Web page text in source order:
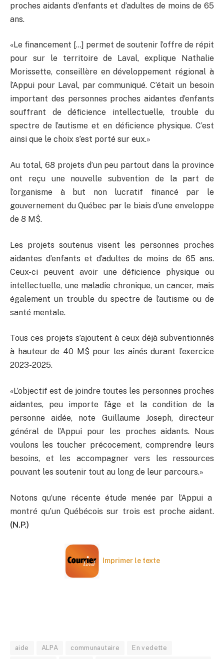
proches aidants d’enfants et d’adultes de moins de 65
ans.
«Le financement […] permet de soutenir l’offre de répit
pour sur le territoire de Laval, explique Nathalie
Morissette, conseillère en développement régional à
l’Appui pour Laval, par communiqué. C’était un besoin
important des personnes proches aidantes d’enfants
souffrant de déficience intellectuelle, trouble du
spectre de l’autisme et en déficience physique. C’est
ainsi que le choix s’est porté sur eux.»
Au total, 68 projets d’un peu partout dans la province
ont reçu une nouvelle subvention de la part de
l’organisme à but non lucratif financé par le
gouvernement du Québec par le biais d’une enveloppe
de 8 M$.
Les projets soutenus visent les personnes proches
aidantes d’enfants et d’adultes de moins de 65 ans.
Ceux-ci peuvent avoir une déficience physique ou
intellectuelle, une maladie chronique, un cancer, mais
également un trouble du spectre de l’autisme ou de
santé mentale.
Tous ces projets s’ajoutent à ceux déjà subventionnés
à hauteur de 40 M$ pour les aînés durant l’exercice
2023-2025.
«L’objectif est de joindre toutes les personnes proches
aidantes, peu importe l’âge et la condition de la
personne aidée, note Guillaume Joseph, directeur
général de l’Appui pour les proches aidants. Nous
voulons les toucher précocement, comprendre leurs
besoins, et les accompagner vers les ressources
pouvant les soutenir tout au long de leur parcours.»
Notons qu’une récente étude menée par l’Appui a
montré qu’un Québécois sur trois est proche aidant.
(N.P.)
Imprimer le texte
aide ALPA communautaire En vedette